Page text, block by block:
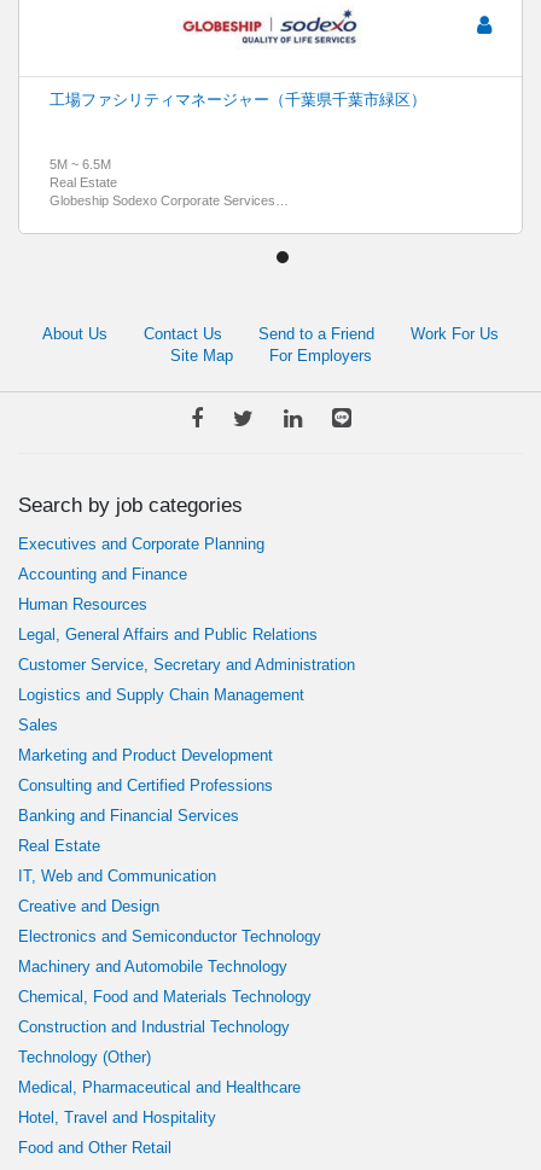
工場ファシリティマネージャー（千葉県千葉市緑区）
5M ~ 6.5M
Real Estate
About Us Contact Us Send to a Friend
Work For Us
Site Map
For Employers
Search by job categories
Executives and Corporate Planning
Accounting and Finance
Human Resources
Legal, General Affairs and Public Relations
Customer Service, Secretary and Administration
Logistics and Supply Chain Management
Sales
Marketing and Product Development
Consulting and Certified Professions
Banking and Financial Services
Real Estate
IT, Web and Communication
Creative and Design
Electronics and Semiconductor Technology
Machinery and Automobile Technology
Chemical, Food and Materials Technology
Construction and Industrial Technology
Technology (Other)
Medical, Pharmaceutical and Healthcare
Hotel, Travel and Hospitality
Food and Other Retail